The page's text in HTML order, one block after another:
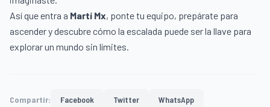
Así que entra a Martí Mx, ponte tu equipo, prepárate para
ascender y descubre cómo la escalada puede ser la llave para
explorar un mundo sin límites.
Compartir: Facebook Twitter WhatsApp